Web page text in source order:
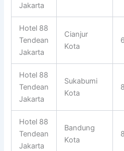
Jakarta
Hotel 88
Tendean
Jakarta
Cianjur
Kota
Hotel 88
Tendean
Jakarta
Sukabumi
Kota
Hotel 88
Tendean
Jakarta
Bandung
Kota